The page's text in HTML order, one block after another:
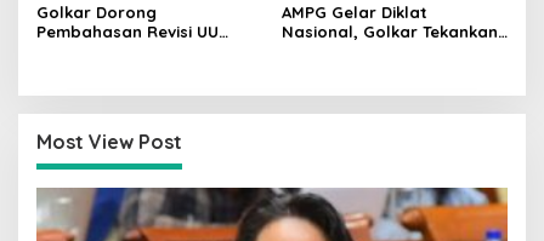
Golkar Dorong
Pembahasan Revisi UU
AMPG Gelar Diklat
Nasional, Golkar Tekankan
Most View Post